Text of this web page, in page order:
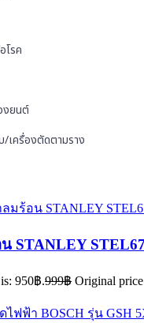
โรค
งยนต์
เครื่องตัดตามราง
น STANLEY
950฿.999฿ Original